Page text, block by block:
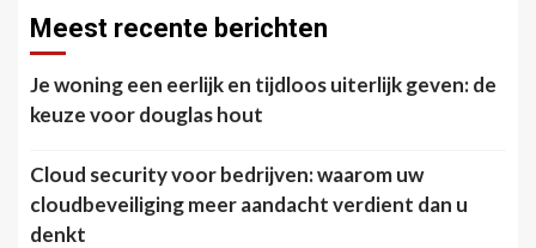
Meest recente berichten
Je woning een eerlijk en tijdloos uiterlijk geven: de
keuze voor douglas hout
Cloud security voor bedrijven: waarom uw
cloudbeveiliging meer aandacht verdient dan u
denkt